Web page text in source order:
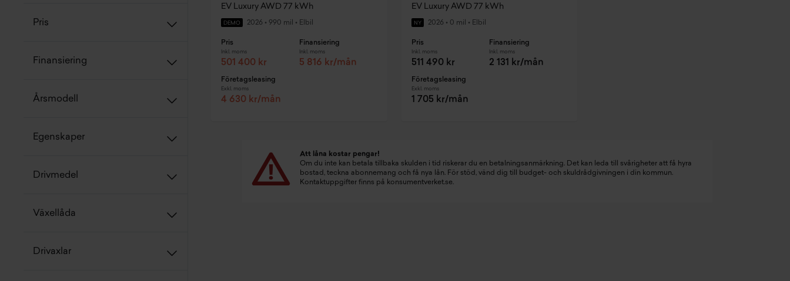
Pris
Finansiering
Årsmodell
Egenskaper
Drivmedel
Växellåda
Drivaxlar
EV Luxury AWD 77 kWh
DEMO 2026 • 990 mil • Elbil
Pris
Inkl. moms
501 400 kr
Finansiering
Inkl. moms
5 816 kr/mån
Företagsleasing
Exkl. moms
4 630 kr/mån
EV Luxury AWD 77 kWh
NY 2026 • 0 mil • Elbil
Pris
Inkl. moms
511 490 kr
Finansiering
Inkl. moms
2 131 kr/mån
Företagsleasing
Exkl. moms
1 705 kr/mån
Att låna kostar pengar!
Om du inte kan betala tillbaka skulden i tid riskerar du en betalningsanmärkning. Det kan leda till svårigheter att få hyra
bostad, teckna abonnemang och få nya lån. För stöd, vänd dig till budget- och skuldrådgivningen i din kommun.
Kontaktuppgifter finns på konsumentverket.se.